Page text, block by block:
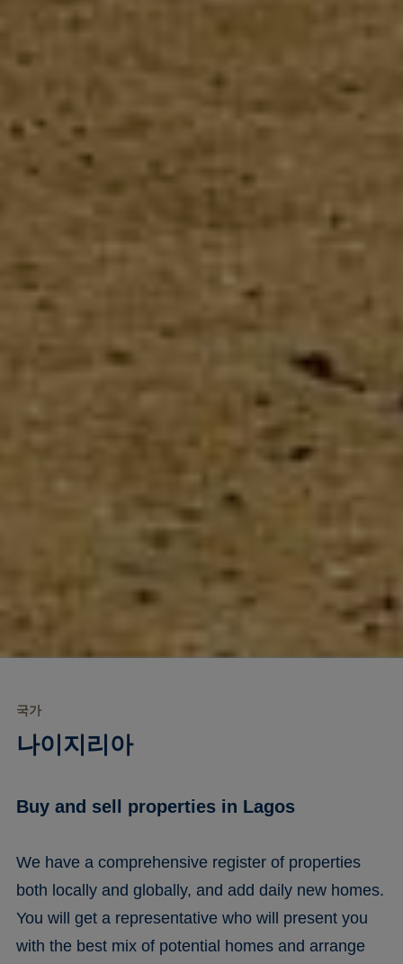
국가
나이지리아
Buy and sell properties in Lagos
We have a comprehensive register of properties
both locally and globally, and add daily new homes.
You will get a representative who will present you
with the best mix of potential homes and arrange